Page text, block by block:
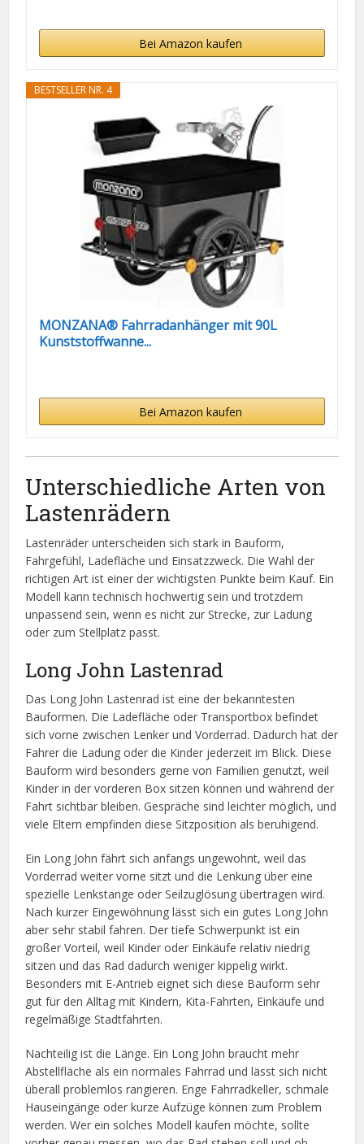
Bei Amazon kaufen
BESTSELLER NR. 4
MONZANA® Fahrradanhänger mit 90L
Kunststoffwanne...
Bei Amazon kaufen
Unterschiedliche Arten von
Lastenrädern
Lastenräder unterscheiden sich stark in Bauform,
Fahrgefühl, Ladefläche und Einsatzzweck. Die Wahl der
richtigen Art ist einer der wichtigsten Punkte beim Kauf. Ein
Modell kann technisch hochwertig sein und trotzdem
unpassend sein, wenn es nicht zur Strecke, zur Ladung
oder zum Stellplatz passt.
Long John Lastenrad
Das Long John Lastenrad ist eine der bekanntesten
Bauformen. Die Ladefläche oder Transportbox befindet
sich vorne zwischen Lenker und Vorderrad. Dadurch hat der
Fahrer die Ladung oder die Kinder jederzeit im Blick. Diese
Bauform wird besonders gerne von Familien genutzt, weil
Kinder in der vorderen Box sitzen können und während der
Fahrt sichtbar bleiben. Gespräche sind leichter möglich, und
viele Eltern empfinden diese Sitzposition als beruhigend.
Ein Long John fährt sich anfangs ungewohnt, weil das
Vorderrad weiter vorne sitzt und die Lenkung über eine
spezielle Lenkstange oder Seilzuglösung übertragen wird.
Nach kurzer Eingewöhnung lässt sich ein gutes Long John
aber sehr stabil fahren. Der tiefe Schwerpunkt ist ein
großer Vorteil, weil Kinder oder Einkäufe relativ niedrig
sitzen und das Rad dadurch weniger kippelig wirkt.
Besonders mit E-Antrieb eignet sich diese Bauform sehr
gut für den Alltag mit Kindern, Kita-Fahrten, Einkäufe und
regelmäßige Stadtfahrten.
Nachteilig ist die Länge. Ein Long John braucht mehr
Abstellfläche als ein normales Fahrrad und lässt sich nicht
überall problemlos rangieren. Enge Fahrradkeller, schmale
Hauseingänge oder kurze Aufzüge können zum Problem
werden. Wer ein solches Modell kaufen möchte, sollte